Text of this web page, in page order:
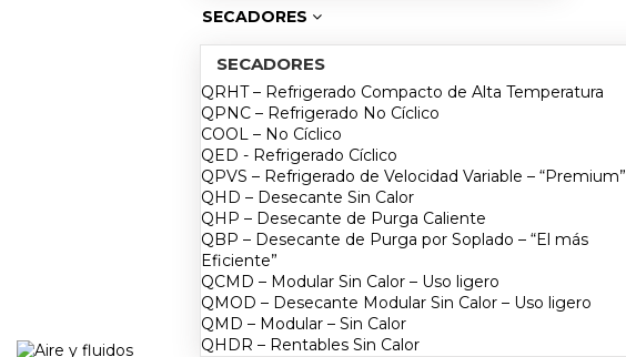
SECADORES
SECADORES
QRHT – Refrigerado Compacto de Alta Temperatura
QPNC – Refrigerado No Cíclico
COOL – No Cíclico
QED - Refrigerado Cíclico
QPVS – Refrigerado de Velocidad Variable – “Premium”
QHD – Desecante Sin Calor
QHP – Desecante de Purga Caliente
QBP – Desecante de Purga por Soplado – “El más
Eficiente”
QCMD – Modular Sin Calor – Uso ligero
QMOD – Desecante Modular Sin Calor – Uso ligero
QMD – Modular – Sin Calor
QHDR – Rentables Sin Calor